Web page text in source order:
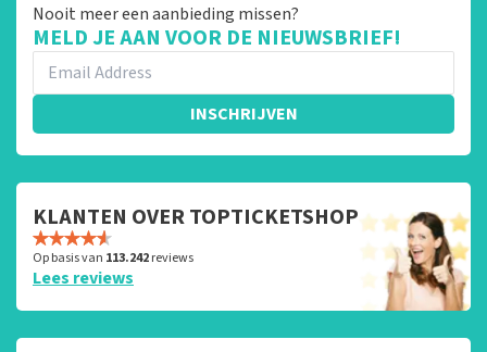
Nooit meer een aanbieding missen?
MELD JE AAN VOOR DE NIEUWSBRIEF!
INSCHRIJVEN
KLANTEN OVER TOPTICKETSHOP
Op basis van 113.242reviews
Lees reviews